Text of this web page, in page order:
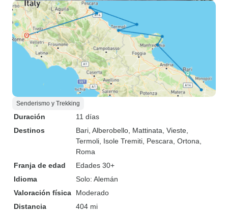
Senderismo y Trekking
Duración
11 días
Destinos
Bari , Alberobello , Mattinata , Vieste
Termoli , Isole Tremiti , Pescara , Ortona
Roma
Franja de edad
Edades 30+
Idioma
Solo: Alemán
Valoración física
Moderado
Distancia
404 mi